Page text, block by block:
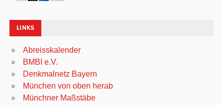
LINKS
Abreisskalender
BMBI e.V.
Denkmalnetz Bayern
München von oben herab
Münchner Maßstäbe